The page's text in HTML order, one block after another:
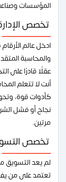
المؤسسات وصناعة
تخصص
ادخل عالم
والمحاسبة
عقلًا قادرًا على
أنت لا تتعلم
كأدوات قوة،
نجاح أو فشل
مرتين.
تخصص
لم يعد التسويق
تعتمد على من